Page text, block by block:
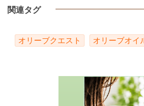
関連タグ
オリーブクエスト オリーブオイ